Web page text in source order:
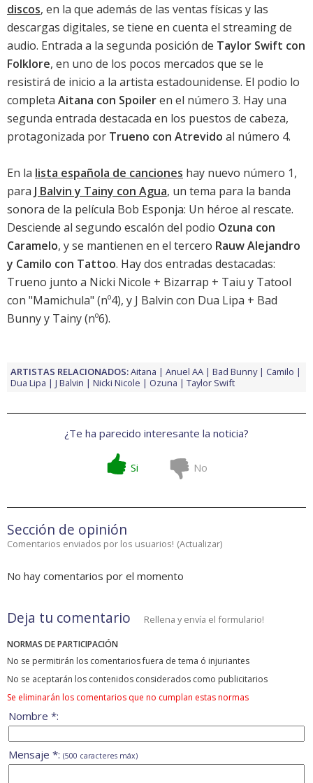
discos, en la que además de las ventas físicas y las
descargas digitales, se tiene en cuenta el streaming de
audio. Entrada a la segunda posición de Taylor Swift con
Folklore, en uno de los pocos mercados que se le
resistirá de inicio a la artista estadounidense. El podio lo
completa Aitana con Spoileren el número 3. Hay una
segunda entrada destacada en los puestos de cabeza,
protagonizada por Trueno con Atrevido al número 4.
En la lista española de canciones hay nuevo número 1,
para J Balvin y Tainy con Agua, un tema para la banda
sonora de la película Bob Esponja: Un héroe al rescate.
Desciende al segundo escalón del podio Ozuna con
Caramelo, y se mantienen en el tercero Rauw Alejandro
y Camilo con Tattoo. Hay dos entradas destacadas:
Trueno junto a Nicki Nicole + Bizarrap + Taiu y Tatool
con "Mamichula" (nº4), y J Balvin con Dua Lipa + Bad
Bunny y Tainy(nº6).
ARTISTAS RELACIONADOS:Aitana Anuel AA Bad Bunny
Camilo
Dua Lipa
J Balvin Nicki Nicole Ozuna Taylor Swift
¿Te ha parecido interesante la noticia?
Si No
Sección de opinión
Comentarios enviados por los usuarios! (Actualizar)
No hay comentarios por el momento
Deja tu comentario Rellena y envía el formulario!
NORMAS DE PARTICIPACIÓN
No se permitirán los comentarios fuera de tema ó injuriantes
No se aceptarán los contenidos considerados como publicitarios
Se eliminarán los comentarios que no cumplan estas normas
Nombre *:
Mensaje *: (500 caracteres máx)